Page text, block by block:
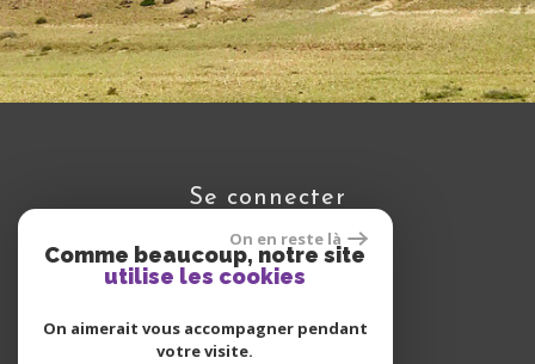
On en reste là
Comme beaucoup, notre site
utilise les cookies
On aimerait vous accompagner pendant
votre visite.
se connecter
Espace propriétaire